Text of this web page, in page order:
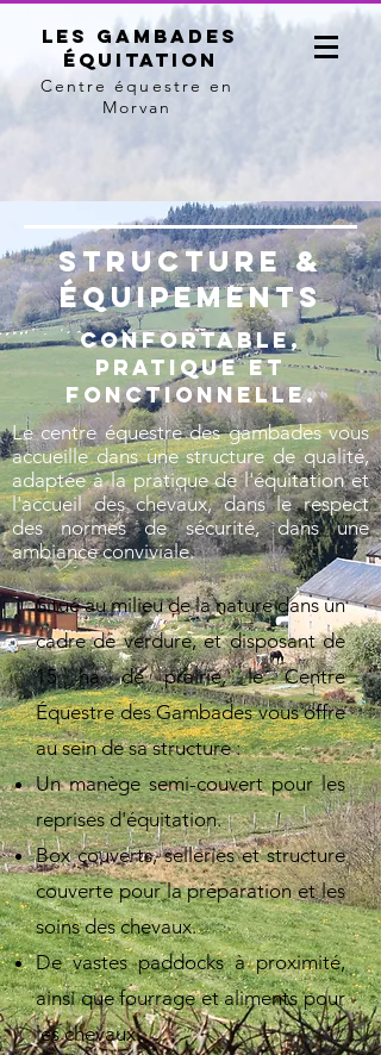
Les Gambades
équitation
Centre équestre en
Morvan
structure &
équipements
Confortable,
pratique et
fonctionnelle.
Le centre équestre des gambades vous
accueille dans une structure de qualité,
adaptée à la pratique de l'équitation et
l'accueil des chevaux, dans le respect
des normes de sécurité, dans une
ambiance conviviale.
Situé au milieu de la nature dans un
cadre de verdure, et disposant de
15 ha de prairie, le Centre
Équestre des Gambades vous offre
au sein de sa structure :
Un manège semi-couvert pour les
reprises d'équitation.
Box couverts, selleries et structure
couverte pour la préparation et les
soins des chevaux.
De vastes paddocks à proximité,
ainsi que fourrage et aliments pour
les chevaux.